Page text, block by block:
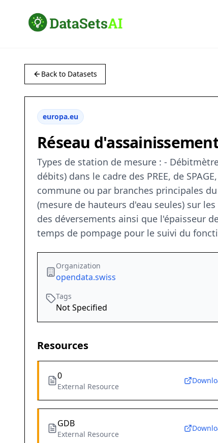
Back to Datasets
europa.eu
Réseau
Types de station de mesure : -
débits) dans le cadre des PREE, de
commune ou par branches principales
(mesure de hauteurs d'eau seules) sur
des déversements ainsi que l'épaisseur
temps de pompage pour le suivi du
Organization
opendata.swiss
Tags
Not Specified
Resources
0
External Resource
GDB
External Resource